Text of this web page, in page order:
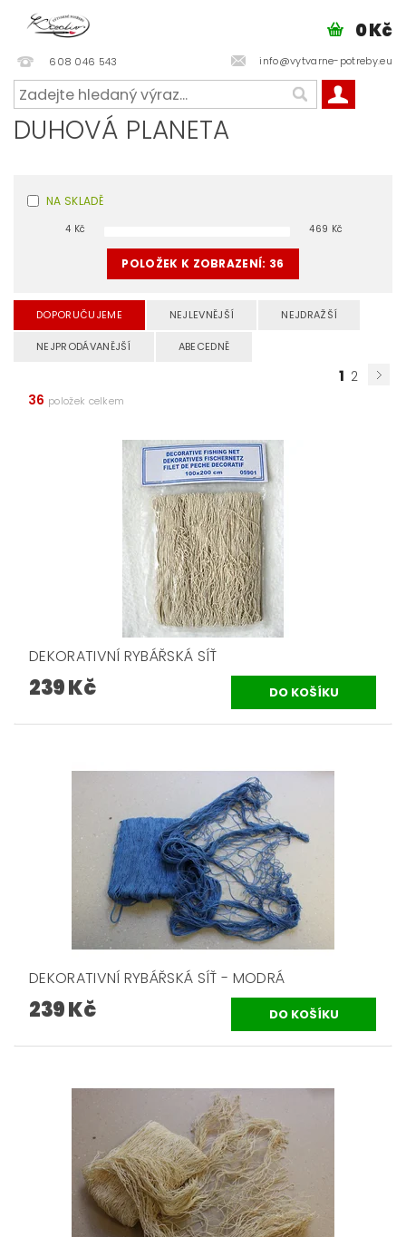
608 046 543 info@vytvarne-potreby.eu
0 Kč
DUHOVÁ PLANETA
NA SKLADĚ
4 Kč 469 Kč
POLOŽEK K ZOBRAZENÍ: 36
DOPORUČUJEME NEJLEVNĚJŠÍ NEJDRAŽŠÍ
NEJPRODÁVANĚJŠÍ ABECEDNĚ
1 2
36 položek celkem
DEKORATIVNÍ RYBÁŘSKÁ SÍŤ
239 Kč
DEKORATIVNÍ RYBÁŘSKÁ SÍŤ - MODRÁ
239 Kč